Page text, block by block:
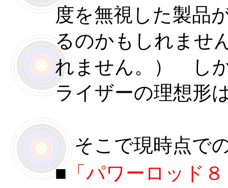
度を無視した製品
るのかもしれませ
れません。） し
ライザーの理想形
そこで現時点で
■ 「パワーロッド